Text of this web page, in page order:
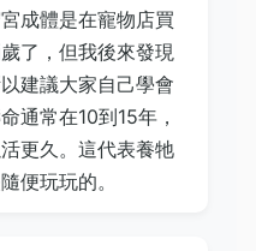
成體是在寵物店買
了，但我後來發現
建議大家自己學會
通常在10到15年，
更久。這代表養牠
便玩玩的。